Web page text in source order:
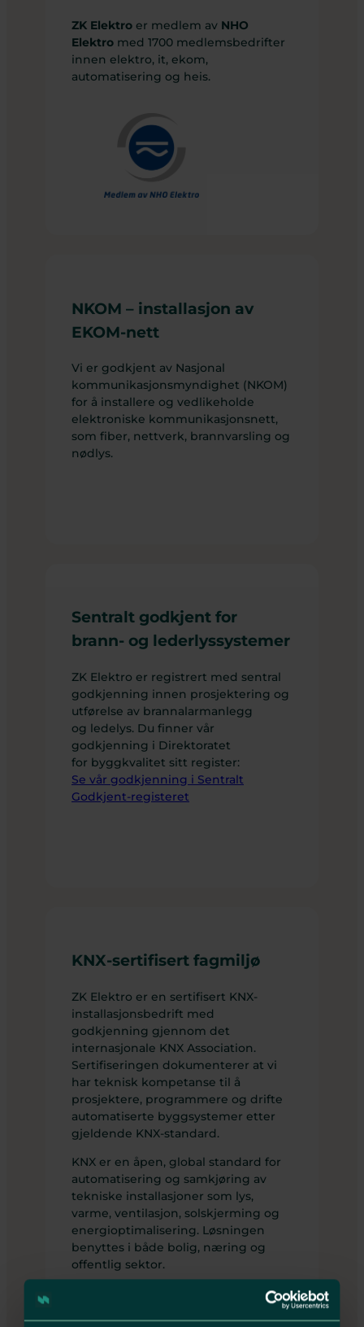
ZK Elektro er medlem av NHO
Elektro med 1700 medlemsbedrifter
innen elektro, it, ekom,
automatisering og heis.
NKOM – installasjon av
EKOM-nett
Vi er godkjent av Nasjonal
kommunikasjonsmyndighet (NKOM)
for å installere og vedlikeholde
elektroniske kommunikasjonsnett,
som fiber, nettverk, brannvarsling og
nødlys.
Sentralt godkjent for
brann- og lederlyssystemer
ZK Elektro er registrert med sentral
godkjenning innen prosjektering og
utførelse av brannalarmanlegg
og ledelys. Du finner vår
godkjenning i Direktoratet
for byggkvalitet sitt register:
Se vår godkjenning i Sentralt
Godkjent-registeret
KNX-sertifisert fagmiljø
ZK Elektro er en sertifisert KNX-
installasjonsbedrift med
godkjenning gjennom det
internasjonale KNX Association.
Sertifiseringen dokumenterer at vi
har teknisk kompetanse til å
prosjektere, programmere og drifte
automatiserte byggsystemer etter
gjeldende KNX-standard.
KNX er en åpen, global standard for
automatisering og samkjøring av
tekniske installasjoner som lys,
varme, ventilasjon, solskjerming og
energioptimalisering. Løsningen
benyttes i både bolig, næring og
offentlig sektor.
Vår KNX-kompetanse bekrefter at vi